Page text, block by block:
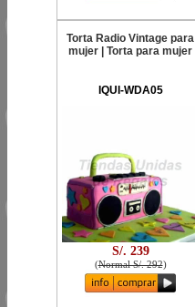
Torta Radio Vintage para
mujer | Torta para mujer
IQUI-WDA05
S/. 239
(Normal S/. 292)